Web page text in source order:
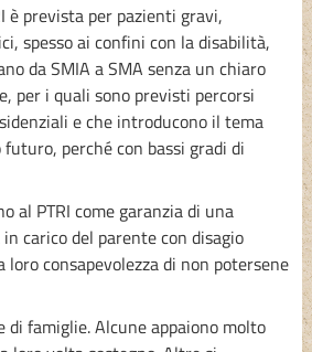
è prevista per pazienti gravi,
spesso ai confini con la disabilità,
da SMIA a SMA senza un chiaro
per i quali sono previsti percorsi
e che introducono il tema
perché con bassi gradi di
al PTRI come garanzia di una
carico del parente con disagio
consapevolezza di non potersene
di famiglie. Alcune appaiono molto